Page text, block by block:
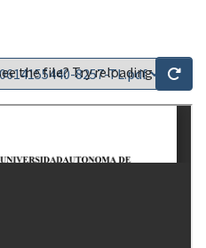
the file? Try reloading